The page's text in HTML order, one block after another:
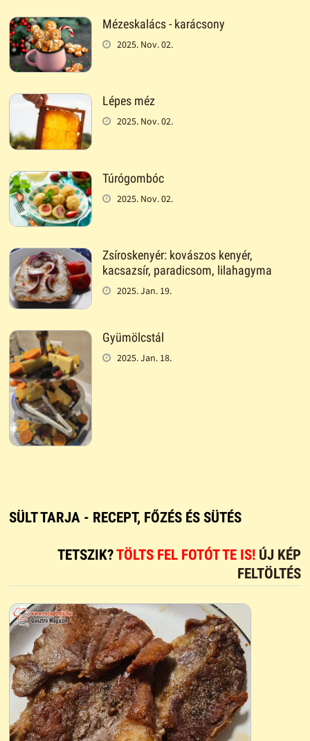
Mézeskalács - karácsony
2025. Nov. 02.
Lépes méz
2025. Nov. 02.
Túrógombóc
2025. Nov. 02.
Zsíroskenyér: kovászos kenyér,
kacsazsír, paradicsom, lilahagyma
2025. Jan. 19.
Gyümölcstál
2025. Jan. 18.
SÜLT TARJA - RECEPT, FŐZÉS ÉS SÜTÉS
TETSZIK?TÖLTS FEL FOTÓT TE IS! ÚJ KÉP
FELTÖLTÉS